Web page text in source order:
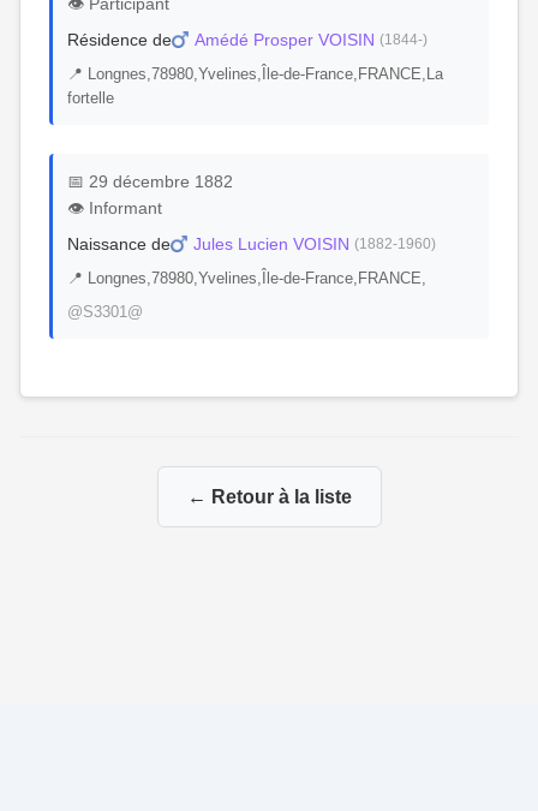
Résidence de
Amédé Prosper VOISIN (1844-)
📍 Longnes,78980,Yvelines,Île-de-France,FRANCE,La
fortelle
📅 29 décembre 1882
👁️ Informant
Naissance de
Jules Lucien VOISIN (1882-1960)
📍 Longnes,78980,Yvelines,Île-de-France,FRANCE,
@S3301@
← Retour à la liste